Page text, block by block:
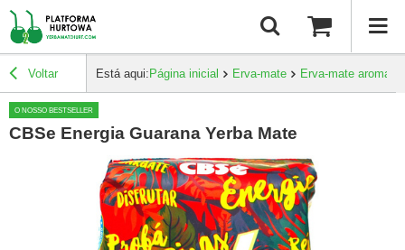
Voltar Está aqui: Página inicial Erva-mate Erva-mate
O NOSSO BESTSELLER
CBSe Energia Guarana Yerba Mate